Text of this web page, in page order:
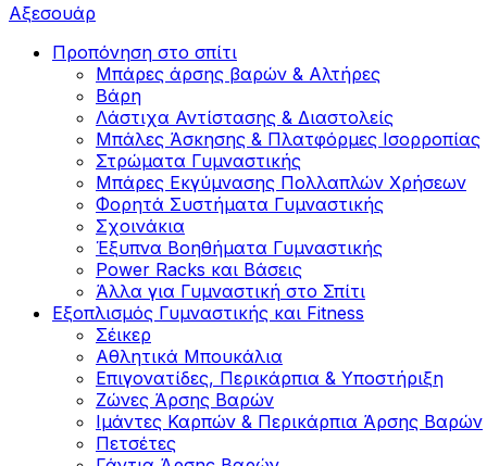
Αξεσουάρ
Προπόνηση στο σπίτι
Μπάρες άρσης βαρών & Αλτήρες
Βάρη
Λάστιχα Αντίστασης & Διαστολείς
Μπάλες Άσκησης & Πλατφόρμες Ισορροπίας
Στρώματα Γυμναστικής
Μπάρες Εκγύμνασης Πολλαπλών Χρήσεων
Φορητά Συστήματα Γυμναστικής
Σχοινάκια
Έξυπνα Βοηθήματα Γυμναστικής
Power Racks και Βάσεις
Άλλα για Γυμναστική στο Σπίτι
Εξοπλισμός Γυμναστικής και Fitness
Σέικερ
Αθλητικά Μπουκάλια
Επιγονατίδες, Περικάρπια & Υποστήριξη
Ζώνες Άρσης Βαρών
Ιμάντες Καρπών & Περικάρπια Άρσης Βαρών
Πετσέτες